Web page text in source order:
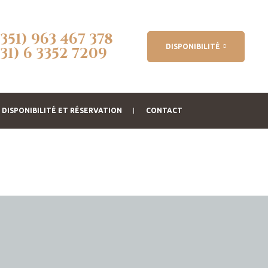
963 467 378
6 3352 7209 DISPONIBILITÉ
DISPONIBILITÉ ET RÉSERVATION CONTACT